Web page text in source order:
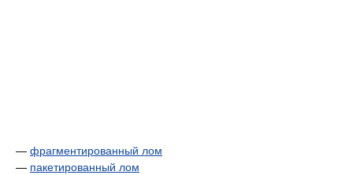
— фрагментированный лом
— пакетированный лом